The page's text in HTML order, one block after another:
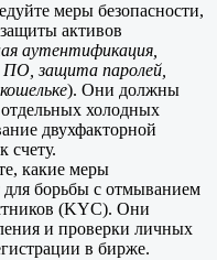
меры безопасности,
активов
аутентификация,
ПО, защита паролей,
). Они должны
холодных
двухфакторной
счету.
какие меры
борьбы с отмыванием
(KYC). Они
и проверки личных
в бирже.